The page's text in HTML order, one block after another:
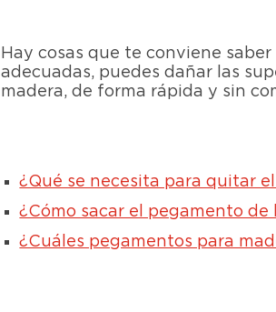
Hay cosas que te conviene
adecuadas, puedes dañar las
madera, de forma rápida y sin
¿Qué se necesita para quitar
¿Cómo sacar el pegamento de
¿Cuáles pegamentos para